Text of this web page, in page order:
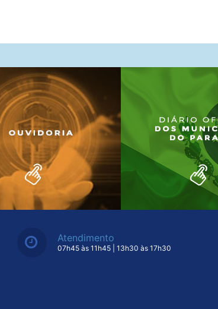
Atendimento
07h45 às 11h45 | 13h30 às 17h30